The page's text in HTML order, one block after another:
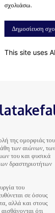
σχολιάσω.
This site uses
της ομορφιάς του,
των αιώνων, των
του και φυσικά
δραστηριοτήτων
του
σε όσους
αλλά και στους
ότι